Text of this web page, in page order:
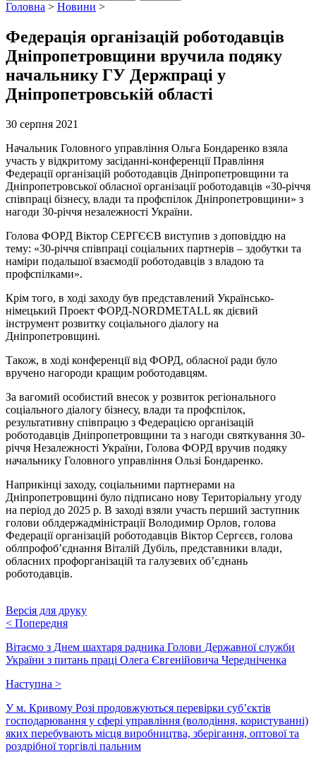
Головна > Новини >
Федерація організацій роботодавців
Дніпропетровщини вручила подяку
начальнику ГУ Держпраці у
Дніпропетровській області
30 серпня 2021
Начальник Головного управління Ольга Бондаренко взяла
участь у відкритому засіданні-конференції Правління
Федерації організацій роботодавців Дніпропетровщини та
Дніпропетровської обласної організації роботодавців «30-річчя
співпраці бізнесу, влади та профспілок Дніпропетровщини» з
нагоди 30-річчя незалежності України.
Голова ФОРД Віктор СЕРГЄЄВ виступив з доповіддю на
тему: «30-річчя співпраці соціальних партнерів – здобутки та
наміри подальшої взаємодії роботодавців з владою та
профспілками».
Крім того, в ході заходу був представлений Українсько-
німецький Проект ФОРД-NORDMETALL як дієвий
інструмент розвитку соціального діалогу на
Дніпропетровщині.
Також, в ході конференції від ФОРД, обласної ради було
вручено нагороди кращим роботодавцям.
За вагомий особистий внесок у розвиток регіонального
соціального діалогу бізнесу, влади та профспілок,
результативну співпрацю з Федерацією організацій
роботодавців Дніпропетровщини та з нагоди святкування 30-
річчя Незалежності України, Голова ФОРД вручив подяку
начальнику Головного управління Ользі Бондаренко.
Наприкінці заходу, соціальними партнерами на
Дніпропетровщині було підписано нову Територіальну угоду
на період до 2025 р. В заході взяли участь перший заступник
голови облдержадміністрації Володимир Орлов, голова
Федерації організацій роботодавців Віктор Сергєєв, голова
облпрофоб’єднання Віталій Дубіль, представники влади,
обласних профорганізацій та галузевих об’єднань
роботодавців.
Версія для друку
< Попередня
Вітаємо з Днем шахтаря радника Голови Державної служби
України з питань праці Олега Євгенійовича Чередніченка
Наступна >
У м. Кривому Розі продовжуються перевірки суб’єктів
господарювання у сфері управління (володіння, користуванні)
яких перебувають місця виробництва, зберігання, оптової та
роздрібної торгівлі пальним